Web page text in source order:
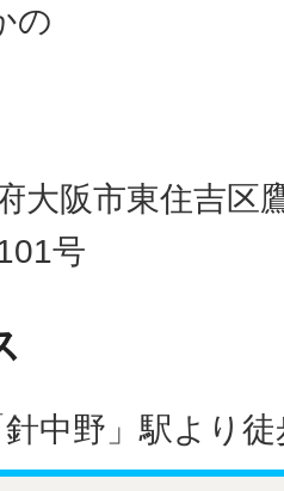
の
大阪市東住吉区
号
中野」駅より